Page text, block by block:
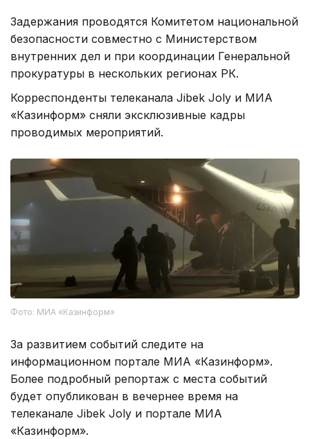
Задержания проводятся Комитетом национальной
безопасности совместно с Министерством
внутренних дел и при координации Генеральной
прокуратуры в нескольких регионах РК.
Корреспонденты телеканала Jibek Joly и МИА
«Казинформ» сняли эксклюзивные кадры
проводимых мероприятий.
Фото: МИА «Казинформ»
За развитием событий следите на
информационном портале МИА «Казинформ».
Более подробный репортаж с места событий
будет опубликован в вечернее время на
телеканале Jibek Joly и портале МИА
«Казинформ».